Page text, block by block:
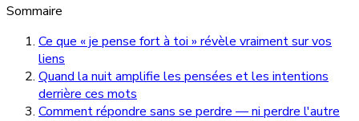
Sommaire
Ce que « je pense fort à toi » révèle vraiment sur vos
liens
Quand la nuit amplifie les pensées et les intentions
derrière ces mots
Comment répondre sans se perdre — ni perdre l'autre